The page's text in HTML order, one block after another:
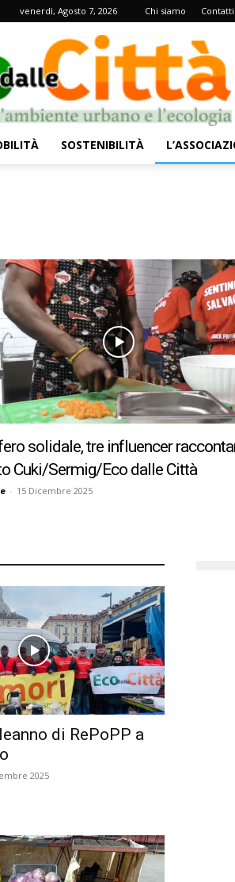
venerdì, Agosto 7, 2026 Chi siamo Contatti
dalle
Città
SOSTENIBILITÀ
solidale, tre influencer
Cuki/Sermig/Eco dalle Città
- 15 Dicembre 2025
di RePoPP a
2025